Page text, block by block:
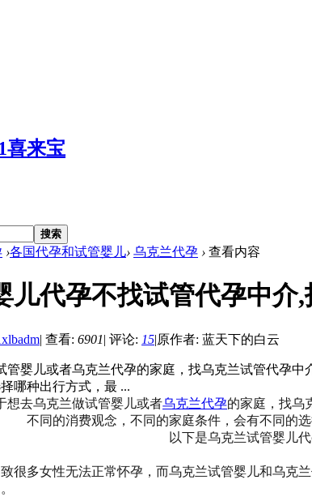
搜索
›各国代孕和试管婴儿› 乌克兰代孕 › 查看内容
儿代孕不找试管代孕中
| 查看: 6901| 评论: 15|原作者: 蓝天下的白云
管婴儿或者乌克兰代孕的家庭，找乌克兰试管代孕
哪种出行方式，最 ...
想去乌克兰做试管婴儿或者乌克兰代孕的家庭，找乌
不同的消费观念，不同的家庭条件，会有不同的
以下是乌克兰试管婴儿
很多女性无法正常怀孕，而乌克兰试管婴儿和乌克